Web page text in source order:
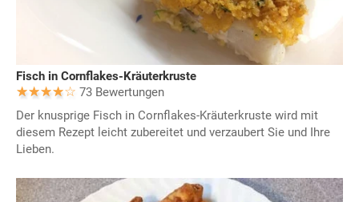
Fisch in Cornflakes-Kräuterkruste
73 Bewertungen
Der knusprige Fisch in Cornflakes-Kräuterkruste wird mit
diesem Rezept leicht zubereitet und verzaubert Sie und Ihre
Lieben.